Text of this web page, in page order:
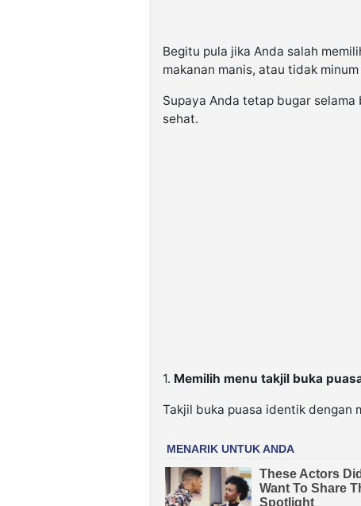
Begitu pula jika Anda salah
makanan manis, atau tidak
Supaya Anda tetap bugar
sehat.
1. Memilih menu takjil buka
Takjil buka puasa identik dengan